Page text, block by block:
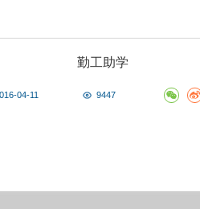
勤工助学
04-11 9447